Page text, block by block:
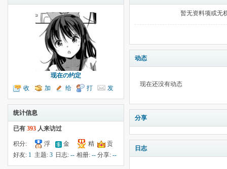
现在の约定
收
听TA
加
为好友
给
我留言
打
个招呼
发
送消息
统计信息
已有 393 人来访过
积分:
-34
浮
云:
金
钱:14
精
华:--
贡
献:--
好友: 1 主题: 3 日志:-- 相册: -- 分享:--
暂无资料项或无
动态
现在还没有动态
分享
日志